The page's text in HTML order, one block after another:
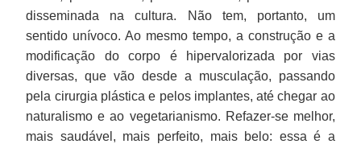
disseminada na cultura. Não tem, portanto, um
sentido unívoco. Ao mesmo tempo, a construção e a
modificação do corpo é hipervalorizada por vias
diversas, que vão desde a musculação, passando
pela cirurgia plástica e pelos implantes, até chegar ao
naturalismo e ao vegetarianismo. Refazer-se melhor,
mais saudável, mais perfeito, mais belo: essa é a